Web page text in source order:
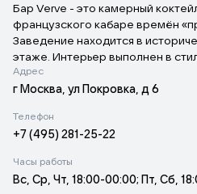
Бар Verve - это камерный
французского кабаре времён
Заведение находится в
этаже. Интерьер выполнен в
сводчатые потолки, кирпичная
натурального дерева, резные
подсветка с использованием
Бар разделён на два зала с
коктейлями;
второй зал создан для
Адрес
г Москва, ул Покровка, д 6
Телефон
+7 (495) 281-25-22
Часы работы
Вс, Ср, Чт, 18:00-00:00; Пт, Сб,